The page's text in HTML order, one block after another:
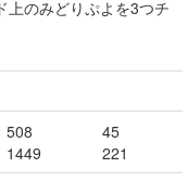
上のみどりぷよを3つチ
508
1449
45
221